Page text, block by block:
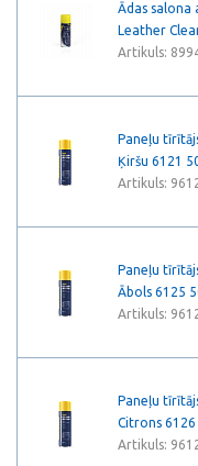
Ādas
Leather
Artikuls:
Paneļu
Ķiršu 6121
Artikuls:
Paneļu
Ābols 6125
Artikuls:
Paneļu
Citrons
Artikuls: